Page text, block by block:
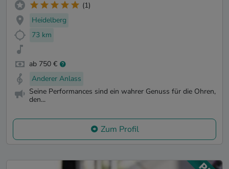
(1)
Heidelberg
73 km
ab 750 €
Anderer Anlass
Seine Performances sind ein wahrer Genuss für die Ohren,
den...
Zum Profil